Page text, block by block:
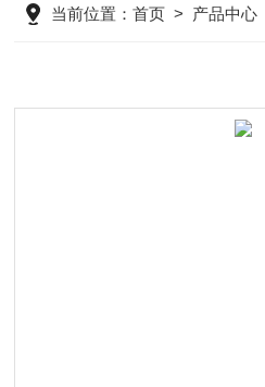
当前位置：首页 > 产品中心